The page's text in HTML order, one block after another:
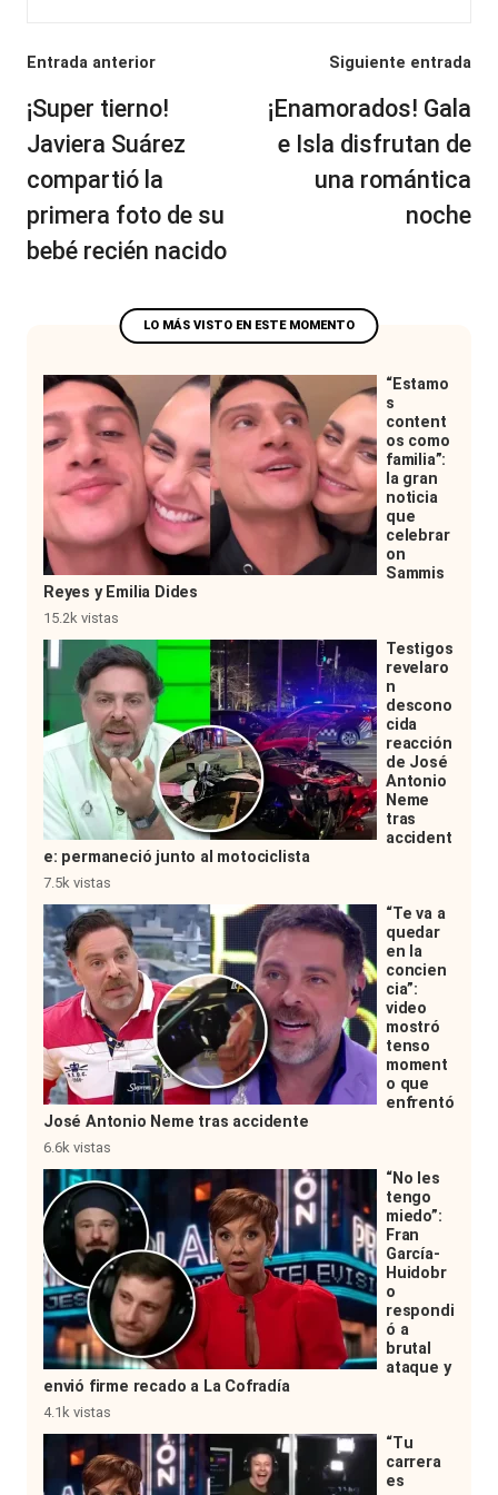
Navegación
de
entradas
Entrada anterior
¡Super tierno!
Javiera Suárez
compartió la
primera foto de su
bebé recién nacido
Siguiente entrada
¡Enamorados! Gala
e Isla disfrutan de
una romántica
noche
“Estamo
s
content
os como
familia”:
la gran
noticia
que
celebrar
on
Sammis
Reyes y Emilia Dides
15.2k vistas
Testigos
revelaro
n
descono
cida
reacción
de José
Antonio
Neme
tras
accident
e: permaneció junto al motociclista
7.5k vistas
“Te va a
quedar
en la
concien
cia”:
video
mostró
tenso
moment
o que
enfrentó
José Antonio Neme tras accidente
6.6k vistas
“No les
tengo
miedo”:
Fran
García-
Huidobr
o
respondi
ó a
brutal
ataque y
envió firme recado a La Cofradía
4.1k vistas
“Tu
carrera
es